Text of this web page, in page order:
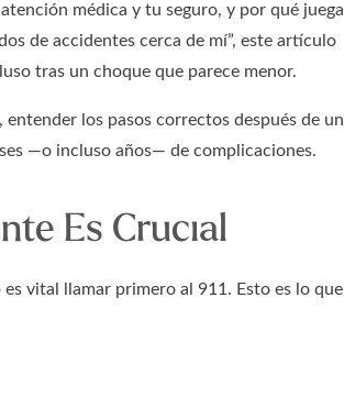
médica y tu seguro, y por qué juega
de accidentes cerca de mí”, este artículo
tras un choque que parece menor.
entender los pasos correctos después de un
—o incluso años— de complicaciones.
Es Crucial
vital llamar primero al 911. Esto es lo que